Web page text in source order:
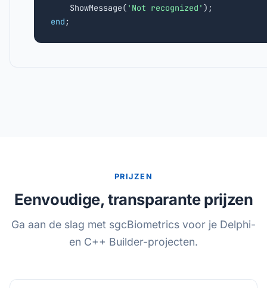
    ShowMessage(
'Not recognized'
end ;
PRIJZEN
Eenvoudige, transparante prijzen
Ga aan de slag met sgcBiometrics voor je Delphi-
en C++ Builder-projecten.